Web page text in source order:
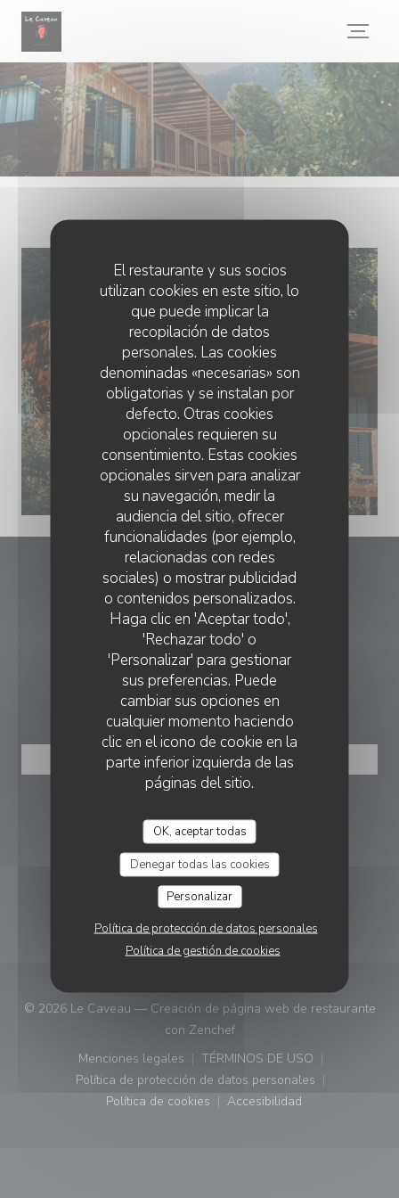
Personalización de sus opciones de cookies
El restaurante y sus socios
utilizan cookies en este sitio, lo
que puede implicar la
recopilación de datos
personales. Las cookies
denominadas «necesarias» son
obligatorias y se instalan por
defecto. Otras cookies
opcionales requieren su
consentimiento. Estas cookies
opcionales sirven para analizar
su navegación, medir la
audiencia del sitio, ofrecer
funcionalidades (por ejemplo,
relacionadas con redes
sociales) o mostrar publicidad
o contenidos personalizados.
Haga clic en 'Aceptar todo',
'Rechazar todo' o
'Personalizar' para gestionar
sus preferencias. Puede
cambiar sus opciones en
cualquier momento haciendo
clic en el icono de cookie en la
parte inferior izquierda de las
páginas del sitio.
OK, aceptar todas
Denegar todas las cookies
Personalizar
Política de protección de datos personales
Política de gestión de cookies
Valterra_Lodges.png
© Nicolas REYSSET
Le Caveau
La Conche 26410 Châtillon-en-Diois
04 75 21 18 77
RESERVA
RESERVAR UNA MESA
Facebook ((abre en una nueva
BOLETÍN
© 2026 Le Caveau — Creación de página web de restaurante
con Zenchef((abre en una nueva
Menciones legales
((abre en una nueva ventana))
TÉRMINOS DE USO
((abre en una nueva
Política de protección de datos personales
((abre en una nueva ventana))
Política de cookies
((abre en una nueva ventana))
Accesibilidad
((abre en una nueva